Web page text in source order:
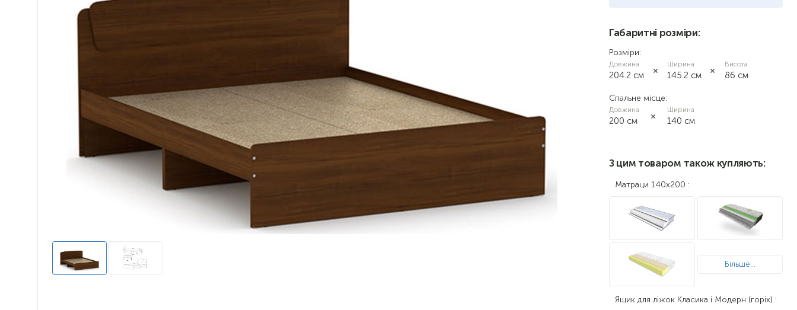
дуб сонома
Габаритні розміри:
Розміри:
Довжина
204.2 см
Ширина
145.2 см
Висота
86 см
Спальне місце:
Довжина
200 см
Ширина
140 см
З цим товаром також купляють:
Матраци 140х200 :
Більше...
Ящик для ліжок Класика і Модерн (горіх) :